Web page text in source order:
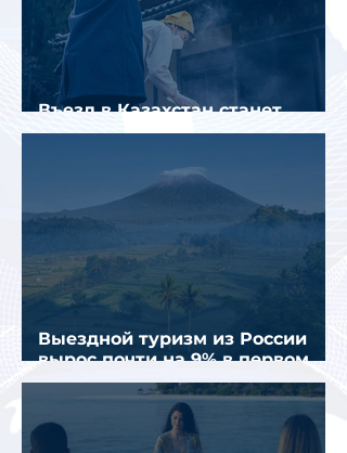
Въезд в Казахстан станет
платным до конца года
Выездной туризм из России
вырос почти на 9% в первом
полугодии 2026 года